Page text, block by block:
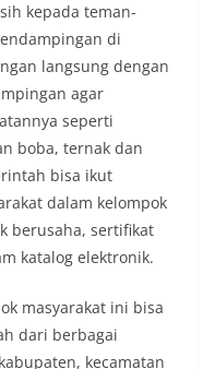
(DDS) kepada
Sunggal, Kecamatan
(05/08/2026).‎‎Kegiatan
pukul 09.00 WIB
rumah-rumah warga di
ada di kelurahan
ke Rumah
Aiptu Muliyadi
secara langsung dari
silaturahmi
pesan-pesan
disambut baik
di lingkungan
yang berlangsung
menyapa warga,
kepada teman-
di
langsung dengan
agar
seperti
boba, ternak dan
bisa ikut
dalam kelompok
berusaha, sertifikat
katalog elektronik.
masyarakat ini bisa
dari berbagai
kecamatan